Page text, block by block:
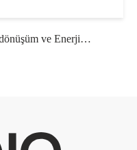
ve Enerji…